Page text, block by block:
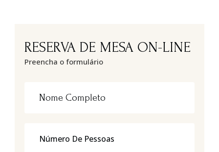
RESERVA DE MESA ON-LINE
Preencha o formulário